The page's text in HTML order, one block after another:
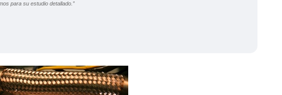
para su estudio detallado.”